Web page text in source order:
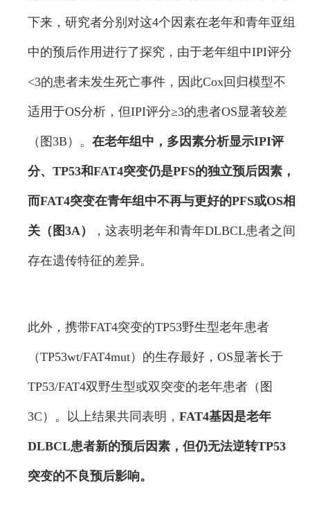
下来，研究者分别对这4个因素在老年和青年亚组
中的预后作用进行了探究，由于老年组中IPI评分
<3的患者未发生死亡事件，因此Cox回归模型不
适用于OS分析，但IPI评分≥3的患者OS显著较差
（图3B）。 在老年组中，多因素分析显示IPI评
分、TP53和FAT4突变仍是PFS的独立预后因素，
而FAT4突变在青年组中不再与更好的PFS或OS相
关（图3A） ，这表明老年和青年DLBCL患者之间
存在遗传特征的差异。
此外，携带FAT4突变的TP53野生型老年患者
（TP53wt/FAT4mut）的生存最好，OS显著长于
TP53/FAT4双野生型或双突变的老年患者（图
3C）。以上结果共同表明， FAT4基因是老年
DLBCL患者新的预后因素，但仍无法逆转TP53
突变的不良预后影响。